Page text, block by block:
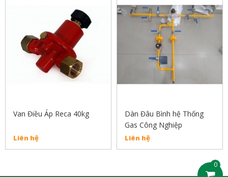
0
Van Điều Áp Reca 40kg
Liên hệ
Dàn Đâu Bình hệ Thống
Gas Công Nghiệp
Liên hệ